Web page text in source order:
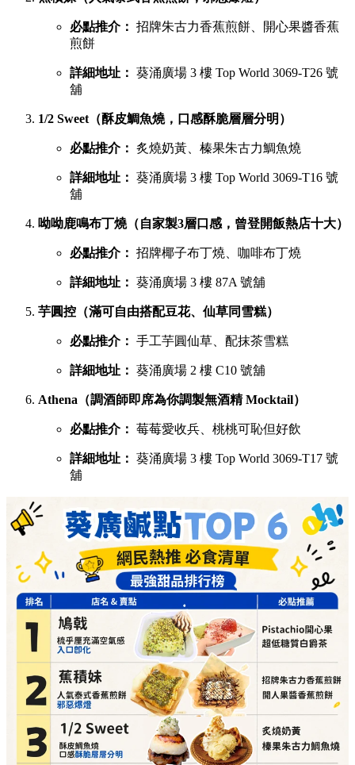
必點推介： 招牌朱古力香蕉煎餅、開心果醬香蕉
煎餅
詳細地址： 葵涌廣場 3 樓 Top World 3069-T26 號
舖
1/2 Sweet（酥皮鯛魚燒，口感酥脆層層分明）
必點推介： 炙燒奶黃、榛果朱古力鯛魚燒
詳細地址： 葵涌廣場 3 樓 Top World 3069-T16 號
舖
呦呦鹿鳴布丁燒（自家製3層口感，曾登開飯熱店十大）
必點推介： 招牌椰子布丁燒、咖啡布丁燒
詳細地址： 葵涌廣場 3 樓 87A 號舖
芋圓控（滿可自由搭配豆花、仙草同雪糕）
必點推介： 手工芋圓仙草、配抹茶雪糕
詳細地址： 葵涌廣場 2 樓 C10 號舖
Athena（調酒師即席為你調製無酒精 Mocktail）
必點推介： 莓莓愛收兵、桃桃可恥但好飲
詳細地址： 葵涌廣場 3 樓 Top World 3069-T17 號
舖